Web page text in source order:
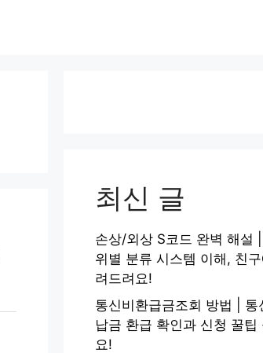
최신 글
손상/외상 S코드 완벽 해설
위별 분류 시스템 이해, 친
려드려요!
통신비환급금조회 방법 | 통
납금 환급 확인과 신청 꿀팁
요!